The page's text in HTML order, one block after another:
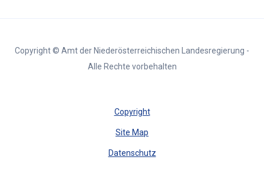
Copyright © Amt der Niederösterreichischen Landesregierung -
Alle Rechte vorbehalten
Copyright
Site Map
Datenschutz